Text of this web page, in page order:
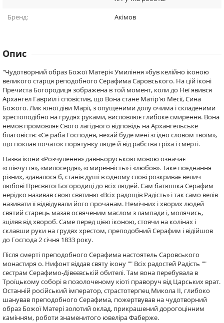
Бренд: Акімов
Опис
"Чудотворний образ Божої Матері« Умиління »був келійно іконою
великого старця реподобного Серафима Саровського. На цій іконі
Пречиста Богородиця зображена в той момент, коли до Неї явився
Архангел Гавриїл і сповістив, що Вона стане Матір'ю Месії, Сина
Божого. Лик юної діви Марії, з опущеними долу очима і складеними
хрестоподібно на грудях руками, висловлює глибоке смирення. Вона
немов промовляє Свого лагідного відповідь на Архангельське
благовістя: «Се раба Господня, нехай буде мені згідно словом твоїм»,
що поклав початок порятунку люде й від рабства гріха і смерті.
Назва ікони «Розчулення» давньоруською мовою означає
«співчуття», «милосердя», «смиренність» і «любов». Таке поєднання
різних, здавалося б, станів душі в одному слові розкриває велич
любові Пресвятої Богородиці до всіх людей. Сам батюшка Серафим
нерідко називав свою святиню «Всіх радощів Радість» і так само велів
називати її відвідували його прочанам. Немічних і хворих людей
святий старець мазав освяченим маслом з лампади і, молячись,
зціляв від хвороб. Саме перед цією іконою, стоячи на колінах і
склавши руки на грудях хрестом, преподобний Серафим і відійшов
до Господа 2 січня 1833 року.
Після смерті преподобного Серафима настоятель Саровського
монастиря о. Нифонт віддав святу ікону "" Всіх радостей Радість ""
сестрам Серафимо-Дівєєвській обителі. Там вона перебувала в
Троїцькому соборі в позолоченому кіоті праворуч від Царських врат.
Останній російський імператор, страстотерпец Микола II, глибоко
шанував преподобного Серафима, пожертвував на чудотворний
образ Божої Матері золотий оклад, прикрашений дорогоцінним
камінням, роботи знаменитого ювеліра Фаберже.